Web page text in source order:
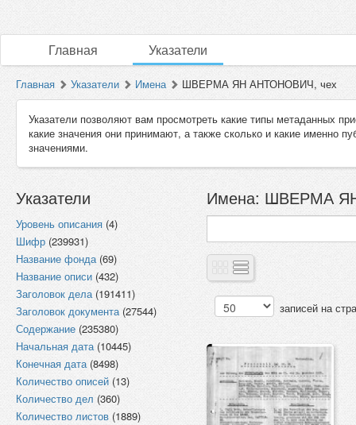
Главная Указатели
Главная Указатели Имена ШВЕРМА ЯН АНТОНОВИЧ, чех
Указатели позволяют вам просмотреть какие типы метаданных
какие значения они принимают, а также сколько и какие именно
значениями.
Указатели
Уровень описания (4)
Шифр (239931)
Название фонда(69)
Название описи (432)
Заголовок дела(191411)
Заголовок документа(27544)
Содержание (235380)
Начальная дата(10445)
Конечная дата(8498)
Количество описей (13)
Количество дел (360)
Количество листов (1889)
Имена: ШВЕРМА
записей на